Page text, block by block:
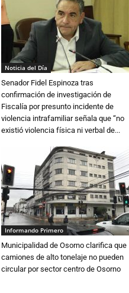
Noticia del Día
Senador Fidel Espinoza tras
confirmación de investigación de
Fiscalía por presunto incidente de
violencia intrafamiliar señala que “no
existió violencia física ni verbal de...
Informando Primero
Municipalidad de Osorno clarifica que
camiones de alto tonelaje no pueden
circular por sector centro de Osorno